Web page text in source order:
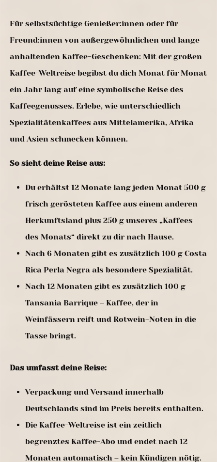
Für selbstsüchtige Genießer:innen oder für
Freund:innen von außergewöhnlichen und lange
anhaltenden Kaffee-Geschenken: Mit der großen
Kaffee-Weltreise begibst du dich Monat für Monat
ein Jahr lang auf eine symbolische Reise des
Kaffeegenusses. Erlebe, wie unterschiedlich
Spezialitätenkaffees aus Mittelamerika, Afrika
und Asien schmecken können.
So sieht deine Reise aus:
Du erhältst 12 Monate lang jeden Monat 500 g
frisch gerösteten Kaffee aus einem anderen
Herkunftsland plus 250 g unseres „Kaffees
des Monats“ direkt zu dir nach Hause.
Nach 6 Monaten gibt es zusätzlich 100 g Costa
Rica Perla Negra als besondere Spezialität.
Nach 12 Monaten gibt es zusätzlich 100 g
Tansania Barrique – Kaffee, der in
Weinfässern reift und Rotwein-Noten in die
Tasse bringt.
Das umfasst deine Reise:
Verpackung und Versand innerhalb
Deutschlands sind im Preis bereits enthalten.
Die Kaffee-Weltreise ist ein zeitlich
begrenztes Kaffee-Abo und endet nach 12
Monaten automatisch – kein Kündigen nötig.